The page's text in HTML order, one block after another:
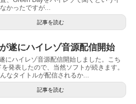
かったですが...
記事を読む
遂にハイレゾ音源配信開始
にハイレゾ音源配信開始しました。こち
を発表したので、当然ソフトが続きます。
なタイトルが配信されるか...
記事を読む